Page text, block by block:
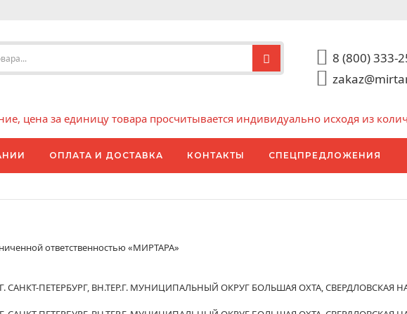
8 (800) 333-
цена за единицу товара просчитывается индивидуально исходя из
ОПЛАТА И ДОСТАВКА КОНТАКТЫ СПЕЦПРЕДЛОЖЕНИЯ
ответственностью «МИРТАРА»
САНКТ-ПЕТЕРБУРГ, ВН.ТЕР.Г. МУНИЦИПАЛЬНЫЙ ОКРУГ БОЛЬШАЯ ОХТА, СВЕРДЛОВСКАЯ